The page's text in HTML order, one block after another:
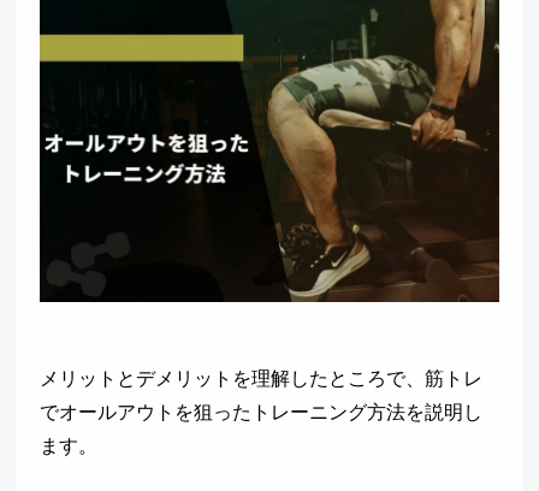
メリットとデメリットを理解したところで、筋トレ
でオールアウトを狙ったトレーニング方法を説明し
ます。